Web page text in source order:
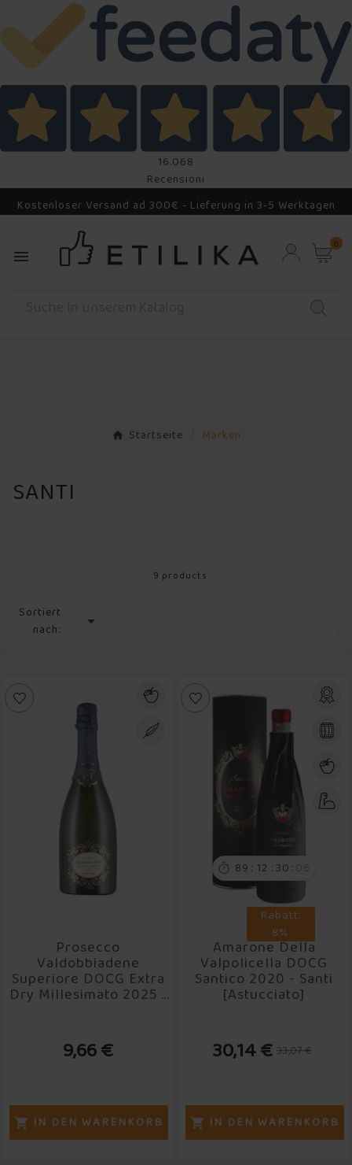
16.068
Recensioni
Kostenloser Versand ad 300€ - Lieferung in 3-5 Werktagen

0
Startseite Marken
SANTI
9 products
Sortiert
nach:

Prosecco
Valdobbiadene
Superiore DOCG Extra
Dry Millesimato 2025 -
9,66 €
 IN DEN WARENKORB
 89 : 12 : 30 :06
Amarone Della
Valpolicella DOCG
Santico 2020 - Santi
[Astucciato]
30,14 € 33,07 €
Rabatt:
8%
 IN DEN WARENKORB